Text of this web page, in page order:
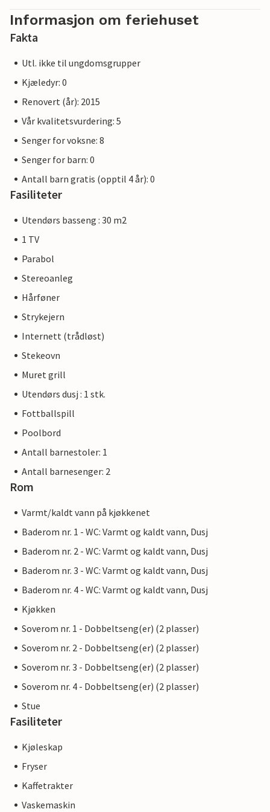
Informasjon om feriehuset
Fakta
Utl. ikke til ungdomsgrupper
Kjæledyr: 0
Renovert (år): 2015
Vår kvalitetsvurdering: 5
Senger for voksne: 8
Senger for barn: 0
Antall barn gratis (opptil 4 år): 0
Fasiliteter
Utendørs basseng : 30 m2
1 TV
Parabol
Stereoanleg
Hårføner
Strykejern
Internett (trådløst)
Stekeovn
Muret grill
Utendørs dusj : 1 stk.
Fottballspill
Poolbord
Antall barnestoler: 1
Antall barnesenger: 2
Rom
Varmt/kaldt vann på kjøkkenet
Baderom nr. 1 - WC: Varmt og kaldt vann, Dusj
Baderom nr. 2 - WC: Varmt og kaldt vann, Dusj
Baderom nr. 3 - WC: Varmt og kaldt vann, Dusj
Baderom nr. 4 - WC: Varmt og kaldt vann, Dusj
Kjøkken
Soverom nr. 1 - Dobbeltseng(er) (2 plasser)
Soverom nr. 2 - Dobbeltseng(er) (2 plasser)
Soverom nr. 3 - Dobbeltseng(er) (2 plasser)
Soverom nr. 4 - Dobbeltseng(er) (2 plasser)
Stue
Fasiliteter
Kjøleskap
Fryser
Kaffetrakter
Vaskemaskin